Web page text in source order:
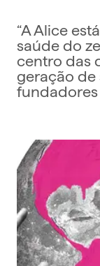
“A Alice
saúde do
centro das
geração de
fundadores